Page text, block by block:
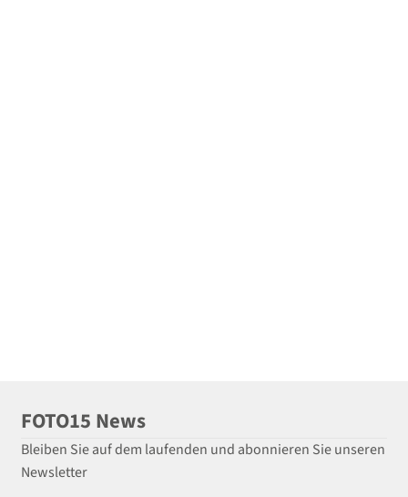
FOTO15 News
Bleiben Sie auf dem laufenden und abonnieren Sie unseren
Newsletter